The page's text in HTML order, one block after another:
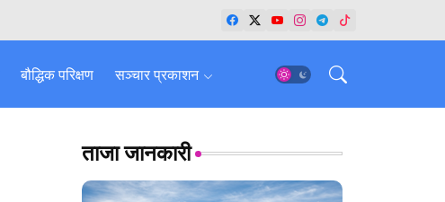
बौद्धिक परिक्षण सञ्चार प्रकाशन
ताजा जानकारी